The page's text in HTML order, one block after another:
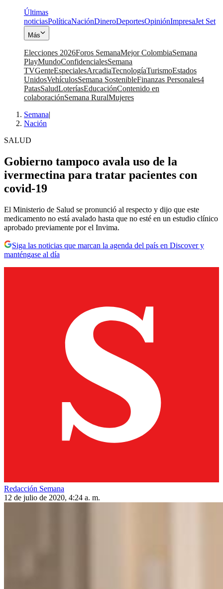
Últimas
noticiasPolíticaNaciónDineroDeportesOpiniónImpresaJet Set
Más
Elecciones 2026Foros SemanaMejor ColombiaSemana
PlayMundoConfidencialesSemana
TVGenteEspecialesArcadiaTecnologíaTurismoEstados
UnidosVehículosSemana SostenibleFinanzas Personales4
PatasSaludLoteríasEducaciónContenido en
colaboraciónSemana RuralMujeres
Semana|
Nación
SALUD
Gobierno tampoco avala uso de la
ivermectina para tratar pacientes con
covid-19
El Ministerio de Salud se pronunció al respecto y dijo que este
medicamento no está avalado hasta que no esté en un estudio clínico
aprobado previamente por el Invima.
Siga las noticias que marcan la agenda del país en Discover y
manténgase al día
Redacción Semana
12 de julio de 2020, 4:24 a. m.